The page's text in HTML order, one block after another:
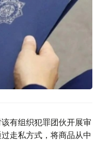
有组织犯罪团伙开展审
走私方式，将商品从中